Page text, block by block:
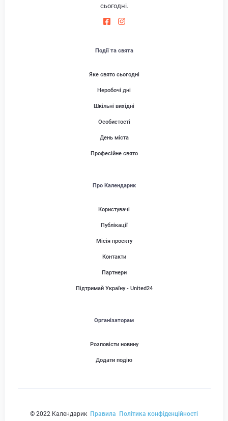
сьогодні.
Події та свята
Яке свято сьогодні
Неробочі дні
Шкільні вихідні
Особистості
День міста
Професійне свято
Про Календарик
Користувачі
Публікації
Місія проекту
Контакти
Партнери
Підтримай Україну - United24
Організаторам
Розповісти новину
Додати подію
© 2022 Календарик Правила Політика конфіденційності